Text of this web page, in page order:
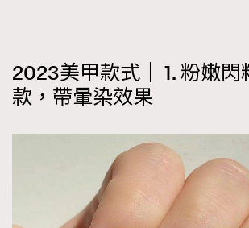
2023美甲款式｜ 1. 粉嫩閃
款，帶暈染效果